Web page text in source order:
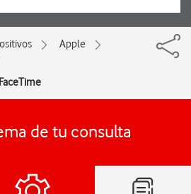
Apple
de tu consulta